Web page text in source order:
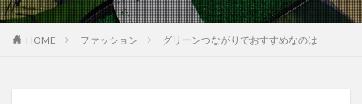
HOME ファッション グリーンつながりでおすすめなのは